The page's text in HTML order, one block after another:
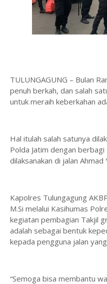
TULUNGAGUNG – Bulan
penuh berkah, dan salah
untuk meraih keberkahan
Hal itulah salah satunya
Polda Jatim dengan
dilaksanakan di jalan Ahmad
Kapolres Tulungagung
M.Si melalui Kasihumas
kegiatan pembagian Takjil
adalah sebagai bentuk
kepada pengguna jalan
“Semoga bisa membantu